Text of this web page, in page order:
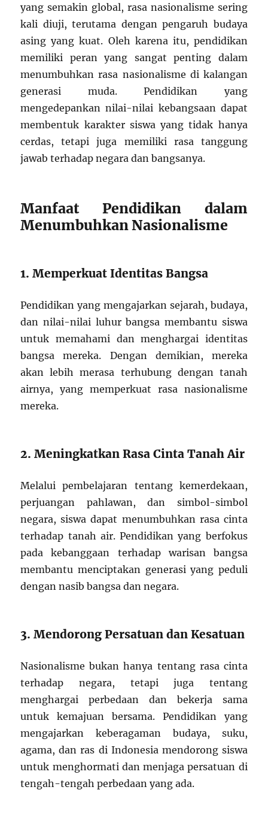
yang semakin global, rasa nasionalisme sering
kali diuji, terutama dengan pengaruh budaya
asing yang kuat. Oleh karena itu, pendidikan
memiliki peran yang sangat penting dalam
menumbuhkan rasa nasionalisme di kalangan
generasi muda. Pendidikan yang
mengedepankan nilai-nilai kebangsaan dapat
membentuk karakter siswa yang tidak hanya
cerdas, tetapi juga memiliki rasa tanggung
jawab terhadap negara dan bangsanya.
Manfaat Pendidikan dalam
Menumbuhkan Nasionalisme
1. Memperkuat Identitas Bangsa
Pendidikan yang mengajarkan sejarah, budaya,
dan nilai-nilai luhur bangsa membantu siswa
untuk memahami dan menghargai identitas
bangsa mereka. Dengan demikian, mereka
akan lebih merasa terhubung dengan tanah
airnya, yang memperkuat rasa nasionalisme
mereka.
2. Meningkatkan Rasa Cinta Tanah Air
Melalui pembelajaran tentang kemerdekaan,
perjuangan pahlawan, dan simbol-simbol
negara, siswa dapat menumbuhkan rasa cinta
terhadap tanah air. Pendidikan yang berfokus
pada kebanggaan terhadap warisan bangsa
membantu menciptakan generasi yang peduli
dengan nasib bangsa dan negara.
3. Mendorong Persatuan dan Kesatuan
Nasionalisme bukan hanya tentang rasa cinta
terhadap negara, tetapi juga tentang
menghargai perbedaan dan bekerja sama
untuk kemajuan bersama. Pendidikan yang
mengajarkan keberagaman budaya, suku,
agama, dan ras di Indonesia mendorong siswa
untuk menghormati dan menjaga persatuan di
tengah-tengah perbedaan yang ada.